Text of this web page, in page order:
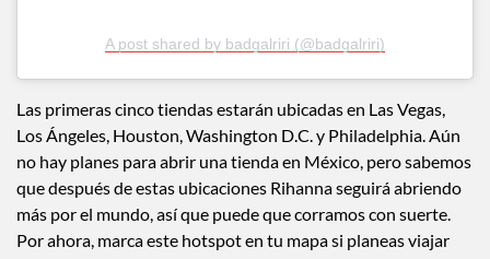
A post shared by badgalriri (@badgalriri)
Las primeras cinco tiendas estarán ubicadas en Las Vegas,
Los Ángeles, Houston, Washington D.C. y Philadelphia. Aún
no hay planes para abrir una tienda en México, pero sabemos
que después de estas ubicaciones Rihanna seguirá abriendo
más por el mundo, así que puede que corramos con suerte.
Por ahora, marca este hotspot en tu mapa si planeas viajar